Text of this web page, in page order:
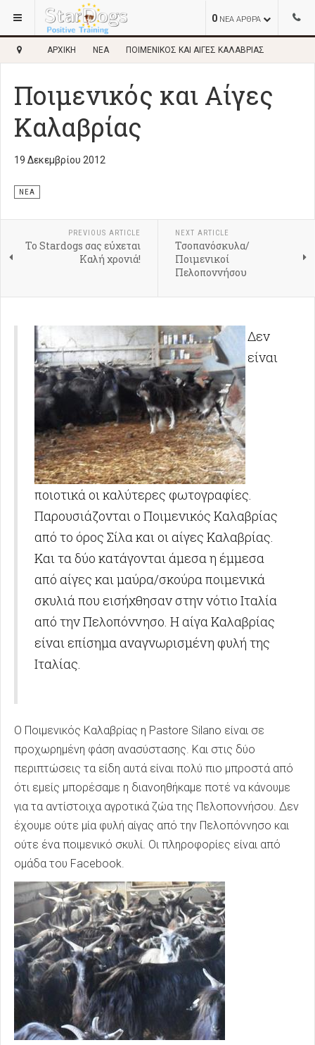
0 ΝΕΑ ΑΡΘΡΑ
ΑΡΧΙΚΉ ΝΈΑ ΠΟΙΜΕΝΙΚΌΣ ΚΑΙ ΑΊΓΕΣ ΚΑΛΑΒΡΊΑΣ
Ποιμενικός και Αίγες
Καλαβρίας
19 Δεκεμβρίου 2012
ΝΈΑ
PREVIOUS ARTICLE
Το Stardogs σας εύχεται
Καλή χρονιά!
NEXT ARTICLE
Τσοπανόσκυλα/
Ποιμενικοί
Πελοποννήσου
Δεν
είναι
ποιοτικά οι καλύτερες φωτογραφίες.
Παρουσιάζονται ο Ποιμενικός Καλαβρίας
από το όρος Σίλα και οι αίγες Καλαβρίας.
Και τα δύο κατάγονται άμεσα η έμμεσα
από αίγες και μαύρα/σκούρα ποιμενικά
σκυλιά που εισήχθησαν στην νότιο Ιταλία
από την Πελοπόννησο. Η αίγα Καλαβρίας
είναι επίσημα αναγνωρισμένη φυλή της
Ιταλίας.
Ο Ποιμενικός Καλαβρίας η Pastore Silano είναι σε
προχωρημένη φάση ανασύστασης. Και στις δύο
περιπτώσεις τα είδη αυτά είναι πολύ πιο μπροστά από
ότι εμείς μπορέσαμε η διανοηθήκαμε ποτέ να κάνουμε
για τα αντίστοιχα αγροτικά ζώα της Πελοποννήσου. Δεν
έχουμε ούτε μία φυλή αίγας από την Πελοπόννησο και
ούτε ένα ποιμενικό σκυλί. Οι πληροφορίες είναι από
ομάδα του Facebook.